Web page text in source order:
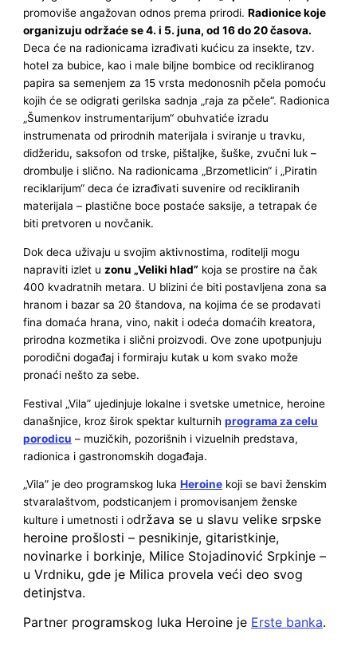
promoviše angažovan odnos prema prirodi.Radionice koje
organizuju održaće se 4. i 5. juna, od 16 do 20 časova.
Deca će na radionicama izrađivati kućicu za insekte, tzv.
hotel za bubice, kao i male biljne bombice od recikliranog
papira sa semenjem za 15 vrsta medonosnih pčela pomoću
kojih će se odigrati gerilska sadnja „raja za pčele“. Radionica
„Šumenkov instrumentarijum“ obuhvatiće izradu
instrumenata od prirodnih materijala i sviranje u travku,
didžeridu, saksofon od trske, pištaljke, šuške, zvučni luk –
drombulje i slično. Na radionicama „Brzometlicin“ i „Piratin
reciklarijum“ deca će izrađivati suvenire od recikliranih
materijala – plastične boce postaće saksije, a tetrapak će
biti pretvoren u novčanik.
Dok deca uživaju u svojim aktivnostima, roditelji mogu
napraviti izlet u zonu „Veliki hlad” koja se prostire na čak
400 kvadratnih metara. U blizini će biti postavljena zona sa
hranom i bazar sa 20 štandova, na kojima će se prodavati
fina domaća hrana, vino, nakit i odeća domaćih kreatora,
prirodna kozmetika i slični proizvodi. Ove zone upotpunjuju
porodični događaj i formiraju kutak u kom svako može
pronaći nešto za sebe.
Festival „Vila” ujedinjuje lokalne i svetske umetnice, heroine
današnjice, kroz širok spektar kulturnihprograma za celu
porodicu – muzičkih, pozorišnih i vizuelnih predstava,
radionica i gastronomskih događaja.
„Vila” je deo programskog lukaHeroine koji se bavi ženskim
stvaralaštvom, podsticanjem i promovisanjem ženske
kulture i umetnosti i održava se u slavu velike srpske
heroine prošlosti – pesnikinje, gitaristkinje,
novinarke i borkinje, Milice Stojadinović Srpkinje –
u Vrdniku, gde je Milica provela veći deo svog
detinjstva.
Partner programskog luka Heroine je Erste banka.